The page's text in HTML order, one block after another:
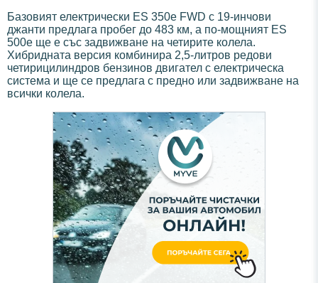
Базовият електрически ES 350e FWD с 19-инчови
джанти предлага пробег до 483 км, а по-мощният ES
500e ще е със задвижване на четирите колела.
Хибридната версия комбинира 2,5-литров редови
четирицилиндров бензинов двигател с електрическа
система и ще се предлага с предно или задвижване на
всички колела.